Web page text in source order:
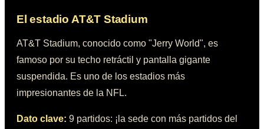
El estadio AT&T Stadium
AT&T Stadium, conocido como "Jerry World", es
famoso por su techo retráctil y pantalla gigante
suspendida. Es uno de los estadios más
impresionantes de la NFL.
Dato clave: 9 partidos: ¡la sede con más partidos del